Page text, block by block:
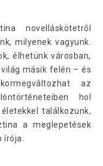
novelláskötetről
milyenek vagyunk.
élhetünk városban,
másik felén – és
az
hol
találkozunk,
a meglepetések